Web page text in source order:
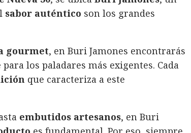
sabor auténtico son los grandes
gourmet, en Buri Jamones encontrarás
los paladares más exigentes. Cada
que caracteriza a este
embutidos artesanos, en Buri